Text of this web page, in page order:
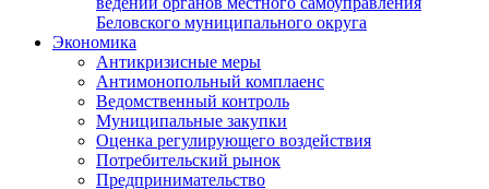
Беловского муниципального округа
Экономика
Антикризисные меры
Антимонопольный комплаенс
Ведомственный контроль
Муниципальные закупки
Оценка регулирующего воздействия
Потребительский рынок
Предпринимательство